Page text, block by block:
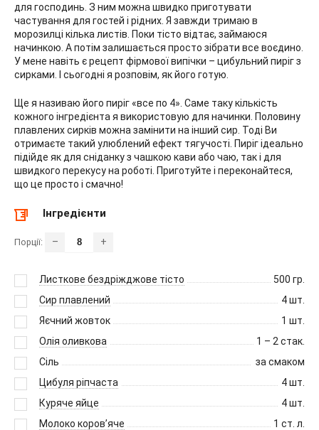
для господинь. З ним можна швидко приготувати
частування для гостей і рідних. Я завжди тримаю в
морозилці кілька листів. Поки тісто відтає, займаюся
начинкою. А потім залишається просто зібрати все воєдино.
У мене навіть є рецепт фірмової випічки – цибульний пиріг з
сирками. І сьогодні я розповім, як його готую.
Ще я називаю його пиріг «все по 4». Саме таку кількість
кожного інгредієнта я використовую для начинки. Половину
плавлених сирків можна замінити на інший сир. Тоді Ви
отримаєте такий улюблений ефект тягучості. Пиріг ідеально
підійде як для сніданку з чашкою кави або чаю, так і для
швидкого перекусу на роботі. Приготуйте і переконайтеся,
що це просто і смачно!
Інгредієнти
Порції: – +
Листкове бездріжджове тісто 500 гр.
Сир плавлений
4шт.
Яєчний жовток
1 шт.
Олія оливкова
1 – 2 стак.
Сіль
за смаком
Цибуля ріпчаста
4шт.
Куряче яйце
4шт.
Молоко коров’яче
1 ст. л.